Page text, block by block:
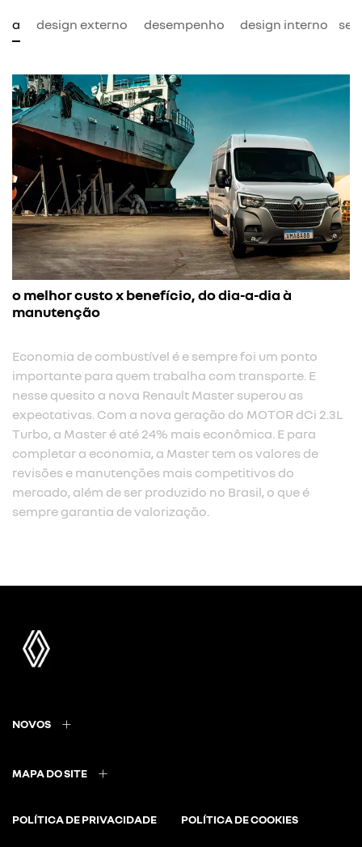
design externo desempenho design interno
o melhor custo x benefício, do dia-a-dia à
manutenção
Economia de combustível é e sempre foi um ponto
importante para quem trabalha com transporte. E
nesse quesito a nova Renault Master superou as
expectativas. Com a nova geração do MOTOR dCi 2.3L
Turbo, a Master é até 24% mais econômica. E para
completar a economia, a Master tem os valores de
revisões e manutenções mais competitivos do
mercado, além de ser produzido no Brasil, o que é
sempre garantia de valorização.
NOVOS
MAPA DO SITE
POLÍTICA DE PRIVACIDADE POLÍTICA DE COOKIES